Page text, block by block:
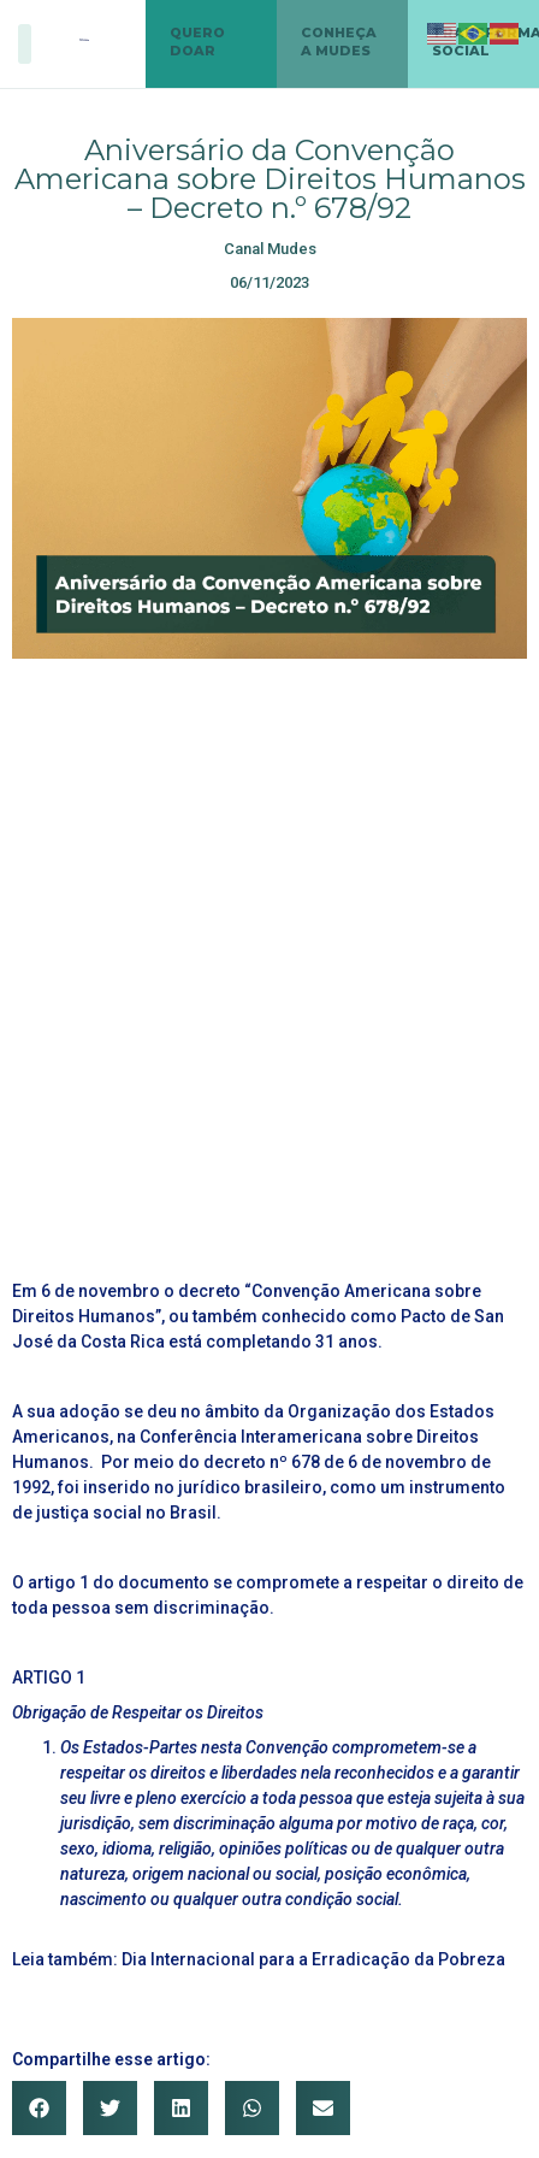
QUERO
DOAR
CONHEÇA
A MUDES
SOCIAL
Aniversário da Convenção
Americana sobre Direitos Humanos
– Decreto n.º 678/92
Canal Mudes
06/11/2023
Em 6 de novembro o decreto “Convenção Americana sobre
Direitos Humanos”, ou também conhecido como Pacto de San
José da Costa Rica está completando 31 anos.
A sua adoção se deu no âmbito da Organização dos Estados
Americanos, na Conferência Interamericana sobre Direitos
Humanos. Por meio do decreto nº 678 de 6 de novembro de
1992, foi inserido no jurídico brasileiro, como um instrumento
de justiça social no Brasil.
O artigo 1 do documento se compromete a respeitar o direito de
toda pessoa sem discriminação.
ARTIGO 1
Obrigação de Respeitar os Direitos
Os Estados-Partes nesta Convenção comprometem-se a
respeitar os direitos e liberdades nela reconhecidos e a garantir
seu livre e pleno exercício a toda pessoa que esteja sujeita à sua
jurisdição, sem discriminação alguma por motivo de raça, cor,
sexo, idioma, religião, opiniões políticas ou de qualquer outra
natureza, origem nacional ou social, posição econômica,
nascimento ou qualquer outra condição social.
Leia também: Dia Internacional para a Erradicação da Pobreza
Compartilhe esse artigo: